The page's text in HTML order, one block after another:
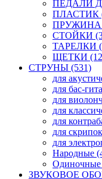
ПЕДАЛИ
ПЛАСТИК
ПРУЖИНА
СТОЙКИ
ТАРЕЛКИ
ЩЕТКИ
СТРУНЫ (531)
для
для бас-
для
для
для
для
для
Народные
Одиночные
ЗВУКОВОЕ